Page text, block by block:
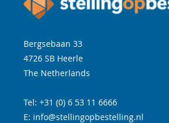
Bergsebaan 33
4726 SB Heerle
The Netherlands
Tel: +31 (0) 6 53 11 6666
E: info@stellingopbestelling.nl